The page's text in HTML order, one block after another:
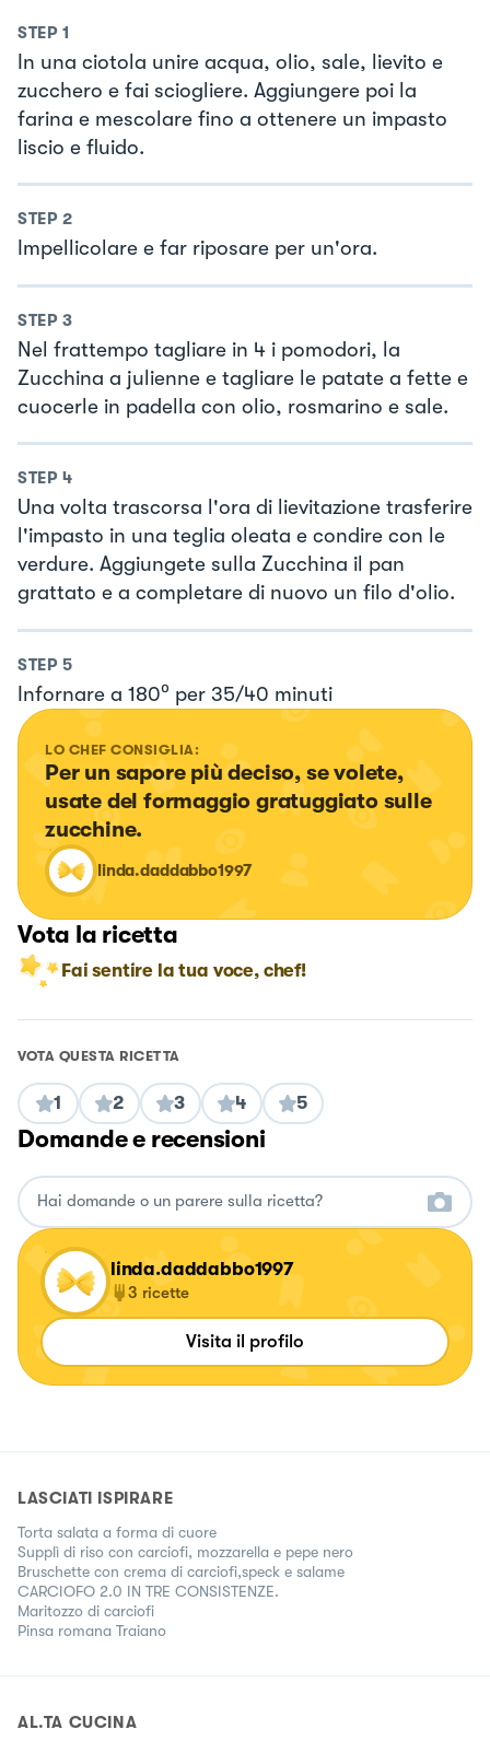
STEP 1
In una ciotola unire acqua, olio, sale, lievito e
zucchero e fai sciogliere. Aggiungere poi la
farina e mescolare fino a ottenere un impasto
liscio e fluido.
STEP 2
Impellicolare e far riposare per un'ora.
STEP 3
Nel frattempo tagliare in 4 i pomodori, la
Zucchina a julienne e tagliare le patate a fette e
cuocerle in padella con olio, rosmarino e sale.
STEP 4
Una volta trascorsa l'ora di lievitazione trasferire
l'impasto in una teglia oleata e condire con le
verdure. Aggiungete sulla Zucchina il pan
grattato e a completare di nuovo un filo d'olio.
STEP 5
Infornare a 180⁰ per 35/40 minuti
LO CHEF CONSIGLIA:
Per un sapore più deciso, se volete,
usate del formaggio gratuggiato sulle
zucchine.
linda.daddabbo1997
Vota la ricetta
Fai sentire la tua voce, chef!
VOTA QUESTA RICETTA
1 2 3 4 5
Domande e recensioni
linda.daddabbo1997
3 ricette
Visita il profilo
LASCIATI ISPIRARE
Torta salata a forma di cuore
Supplì di riso con carciofi, mozzarella e pepe nero
Bruschette con crema di carciofi,speck e salame
CARCIOFO 2.0 IN TRE CONSISTENZE.
Maritozzo di carciofi
Pinsa romana Traiano
AL.TA CUCINA